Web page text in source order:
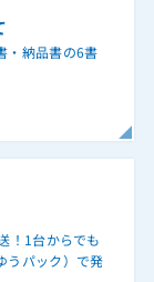
・納品書の6書
！1台からでも
うパック）で発